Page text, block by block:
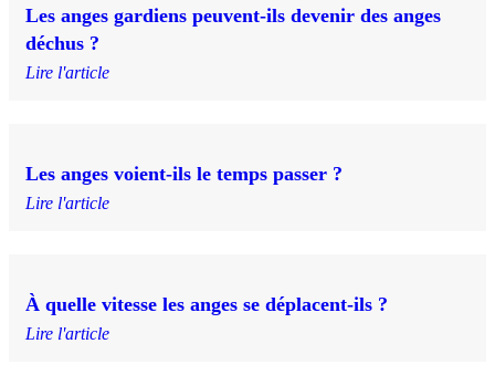
Les anges gardiens peuvent-ils devenir des anges
déchus ?
Lire l'article
Les anges voient-ils le temps passer ?
Lire l'article
À quelle vitesse les anges se déplacent-ils ?
Lire l'article